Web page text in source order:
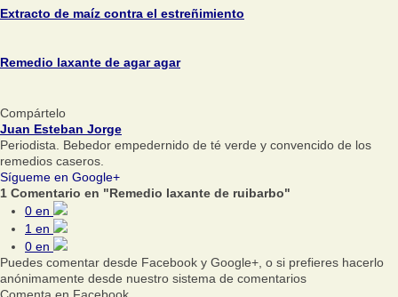
Extracto de maíz contra el estreñimiento
Remedio laxante de agar agar
Compártelo
Juan Esteban Jorge
Periodista. Bebedor empedernido de té verde y convencido de los
remedios caseros.
Sígueme en Google+
1 Comentario en "Remedio laxante de ruibarbo"
0 en
1 en
0 en
Puedes comentar desde Facebook y Google+, o si prefieres hacerlo
anónimamente desde nuestro sistema de comentarios